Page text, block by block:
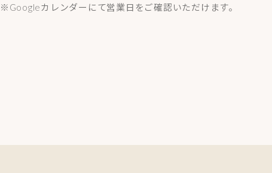
※Googleカレンダーにて営業日をご確認いただけます。